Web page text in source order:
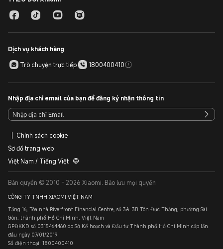
Dịch vụ khách hàng
Trò chuyện trực tiếp
1800400410
Nhập địa chỉ email của bạn để đăng ký nhận thông tin
Chính sách cookie
Sơ đồ trang web
Việt Nam / Tiếng Việt
Bản quyền © 2010 - 2026 Xiaomi. Bảo lưu mọi quyền
CÔNG TY TNHH XIAOMI VIỆT NAM
Tầng 16, Tòa nhà Riverfront Financial Centre, số 3A-3B Tôn Đức Thắng, phường Sài
Gòn, thành phố Hồ Chí Minh, Việt Nam
GPĐKKD số 0315464460 do Sở Kế hoạch và Đầu tư Thành phố Hồ Chí Minh cấp lần
đầu ngày 07/01/2019
Số điện thoại: 1800400410